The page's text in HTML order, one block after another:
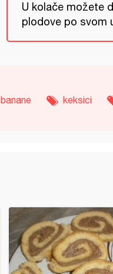
U kolače možete
plodove po svom
banane keksici